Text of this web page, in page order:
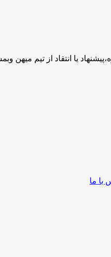
میهن وبمستر با ما تماس بگیرید.کارشناسان
با ما